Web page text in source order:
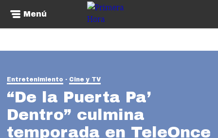
Menú
Entretenimiento Cine y TV
“De la Puerta Pa’
Dentro” culmina
temporada en TeleOnce